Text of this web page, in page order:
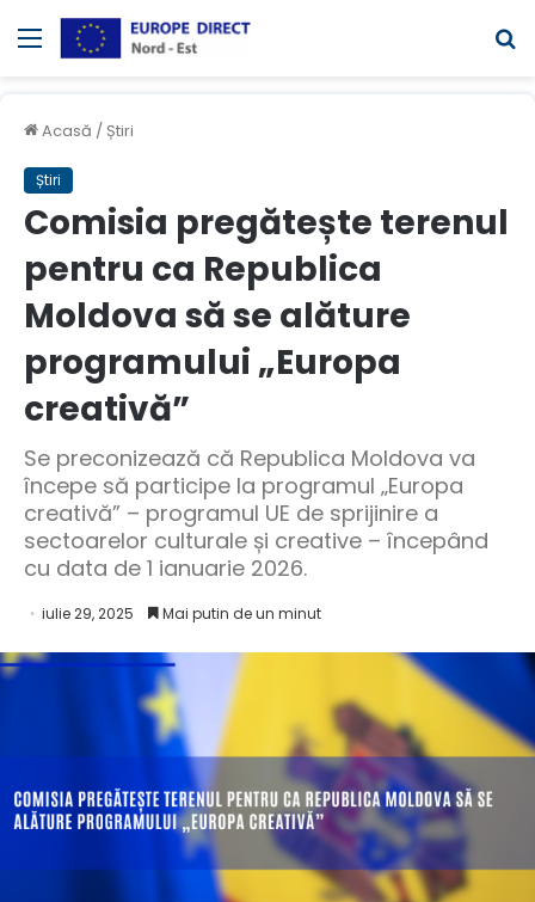
Meniul
Acasă / Știri
Știri
Comisia pregătește terenul
pentru ca Republica
Moldova să se alăture
programului „Europa
creativă”
Se preconizează că Republica Moldova va
începe să participe la programul „Europa
creativă” – programul UE de sprijinire a
sectoarelor culturale și creative – începând
cu data de 1 ianuarie 2026.
iulie 29, 2025 Mai putin de un minut